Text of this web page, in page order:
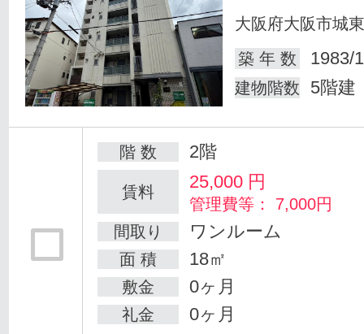
大阪府大阪市城
築 年 数
1983/
建物階数 5階建
階 数 2階
賃料 25,000 円
管理費等： 7,000円
間取り
ワンルーム
面 積 18㎡
敷金 0ヶ月
礼金 0ヶ月